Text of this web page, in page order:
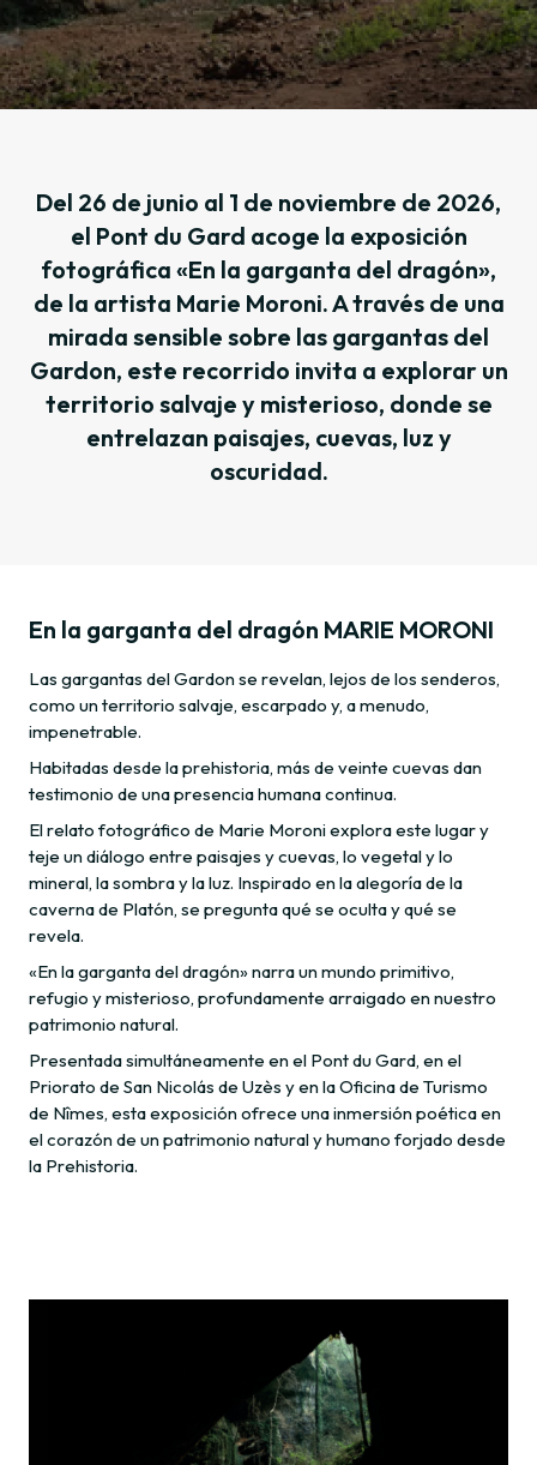
Del 26 de junio al 1 de noviembre de 2026,
el Pont du Gard acoge la exposición
fotográfica «En la garganta del dragón»,
de la artista Marie Moroni. A través de una
mirada sensible sobre las gargantas del
Gardon, este recorrido invita a explorar un
territorio salvaje y misterioso, donde se
entrelazan paisajes, cuevas, luz y
oscuridad.
En la garganta del dragón MARIE MORONI
Las gargantas del Gardon se revelan, lejos de los senderos,
como un territorio salvaje, escarpado y, a menudo,
impenetrable.
Habitadas desde la prehistoria, más de veinte cuevas dan
testimonio de una presencia humana continua.
El relato fotográfico de Marie Moroni explora este lugar y
teje un diálogo entre paisajes y cuevas, lo vegetal y lo
mineral, la sombra y la luz. Inspirado en la alegoría de la
caverna de Platón, se pregunta qué se oculta y qué se
revela.
«En la garganta del dragón» narra un mundo primitivo,
refugio y misterioso, profundamente arraigado en nuestro
patrimonio natural.
Presentada simultáneamente en el Pont du Gard, en el
Priorato de San Nicolás de Uzès y en la Oficina de Turismo
de Nîmes, esta exposición ofrece una inmersión poética en
el corazón de un patrimonio natural y humano forjado desde
la Prehistoria.